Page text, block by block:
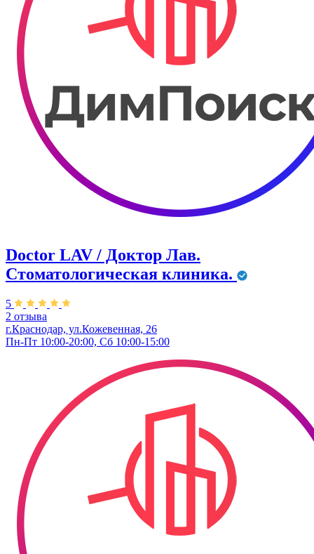
Doctor LAV / Доктор Лав.
Стоматологическая клиника.
5
2 отзыва
г.Краснодар, ул.Кожевенная, 26
Пн-Пт 10:00-20:00, Сб 10:00-15:00